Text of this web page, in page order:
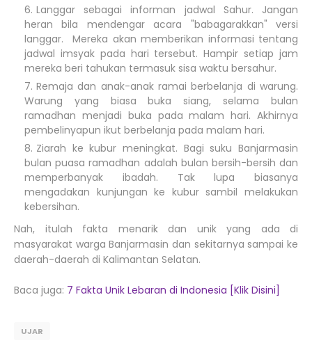
Langgar sebagai informan jadwal Sahur. Jangan
heran bila mendengar acara "babagarakkan" versi
langgar. Mereka akan memberikan informasi tentang
jadwal imsyak pada hari tersebut. Hampir setiap jam
mereka beri tahukan termasuk sisa waktu bersahur.
Remaja dan anak-anak ramai berbelanja di warung.
Warung yang biasa buka siang, selama bulan
ramadhan menjadi buka pada malam hari. Akhirnya
pembelinyapun ikut berbelanja pada malam hari.
Ziarah ke kubur meningkat. Bagi suku Banjarmasin
bulan puasa ramadhan adalah bulan bersih-bersih dan
memperbanyak ibadah. Tak lupa biasanya
mengadakan kunjungan ke kubur sambil melakukan
kebersihan.
Nah, itulah fakta menarik dan unik yang ada di
masyarakat warga Banjarmasin dan sekitarnya sampai ke
daerah-daerah di Kalimantan Selatan.
Baca juga: 7 Fakta Unik Lebaran di Indonesia [Klik Disini]
UJAR